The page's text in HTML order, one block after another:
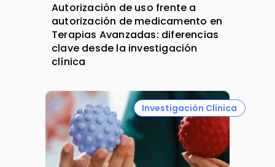
Autorización de uso frente a
autorización de medicamento en
Terapias Avanzadas: diferencias
clave desde la investigación
clínica
Investigación Clínica